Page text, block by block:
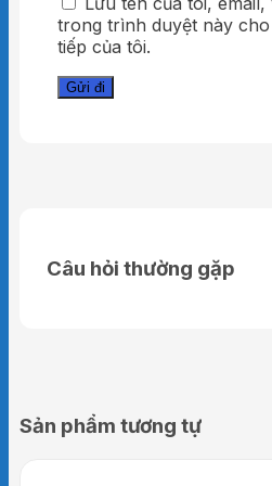
trong trình duyệt này
tiếp của tôi.
Câu hỏi thường gặp
Sản phẩm tương tự